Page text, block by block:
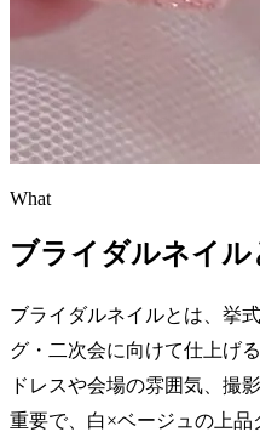
What
ブライダルネイル
ブライダルネイルとは、挙
グ・二次会に向けて仕上げ
ドレスや会場の雰囲気、撮
重要で、白×ベージュの上